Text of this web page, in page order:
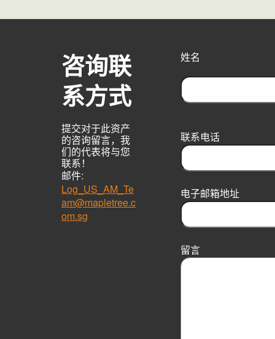
咨询联
系方式
提交对于此资产
的咨询留言，我
们的代表将与您
联系！
邮件:
Log_US_AM_Te
am@mapletree.c
om.sg
姓名
r
s
t
联系电话
电子邮箱地址
留言